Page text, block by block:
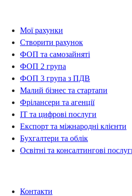
Мої рахунки
Створити рахунок
ФОП та самозайняті
ФОП 2 група
ФОП 3 група з ПДВ
Малий бізнес та стартапи
Фрілансери та агенції
IT та цифрові послуги
Експорт та міжнародні клієнти
Бухгалтери та облік
Освітні та консалтингові
Контакти